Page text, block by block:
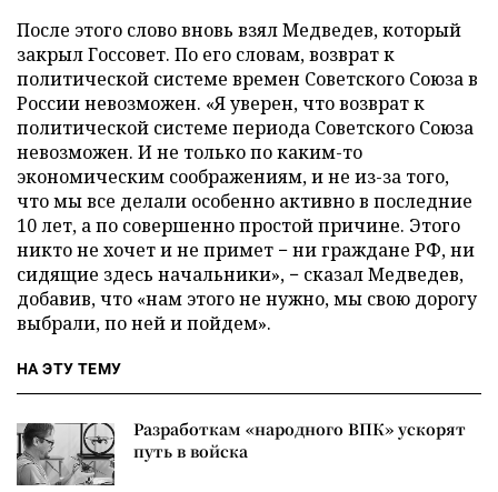
После этого слово вновь взял Медведев, который
закрыл Госсовет. По его словам, возврат к
политической системе времен Советского Союза в
России невозможен. «Я уверен, что возврат к
политической системе периода Советского Союза
невозможен. И не только по каким-то
экономическим соображениям, и не из-за того,
что мы все делали особенно активно в последние
10 лет, а по совершенно простой причине. Этого
никто не хочет и не примет − ни граждане РФ, ни
сидящие здесь начальники», − сказал Медведев,
добавив, что «нам этого не нужно, мы свою дорогу
выбрали, по ней и пойдем».
НА ЭТУ ТЕМУ
Разработкам «народного ВПК» ускорят
путь в войска